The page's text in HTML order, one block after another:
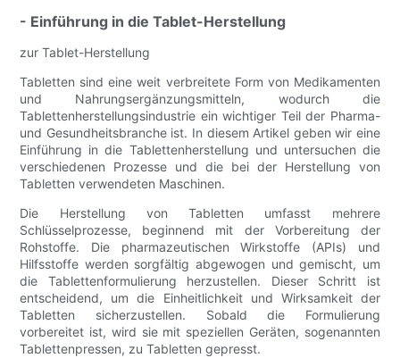
- Einführung in die Tablet-Herstellung
zur Tablet-Herstellung
Tabletten sind eine weit verbreitete Form von Medikamenten
und Nahrungsergänzungsmitteln, wodurch die
Tablettenherstellungsindustrie ein wichtiger Teil der Pharma-
und Gesundheitsbranche ist. In diesem Artikel geben wir eine
Einführung in die Tablettenherstellung und untersuchen die
verschiedenen Prozesse und die bei der Herstellung von
Tabletten verwendeten Maschinen.
Die Herstellung von Tabletten umfasst mehrere
Schlüsselprozesse, beginnend mit der Vorbereitung der
Rohstoffe. Die pharmazeutischen Wirkstoffe (APIs) und
Hilfsstoffe werden sorgfältig abgewogen und gemischt, um
die Tablettenformulierung herzustellen. Dieser Schritt ist
entscheidend, um die Einheitlichkeit und Wirksamkeit der
Tabletten sicherzustellen. Sobald die Formulierung
vorbereitet ist, wird sie mit speziellen Geräten, sogenannten
Tablettenpressen, zu Tabletten gepresst.